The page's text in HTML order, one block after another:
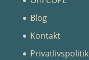
Blog
Kontakt
Privatlivspolitik